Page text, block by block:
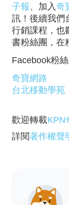
子報 、加入 奇
訊！後續我們
行銷課程，也
書粉絲團，在
Facebook粉絲
奇寶網路
台北移動學苑
歡迎轉載KPN
詳閱著作權聲